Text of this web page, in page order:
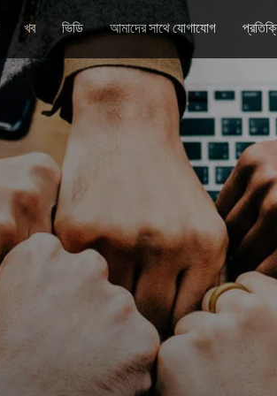
খব ভিডি আমাদের সাথে যোগাযোগ